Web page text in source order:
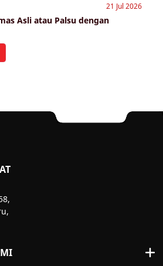
21 Jul 2026
Asli atau Palsu dengan